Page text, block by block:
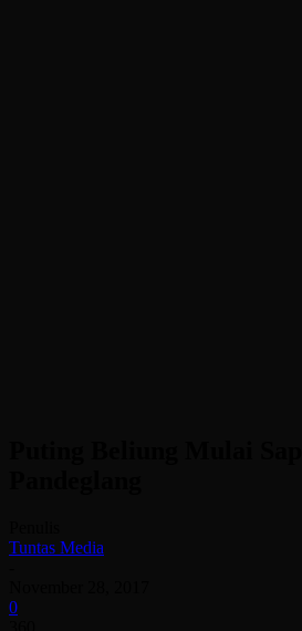
Tuntas Media
0